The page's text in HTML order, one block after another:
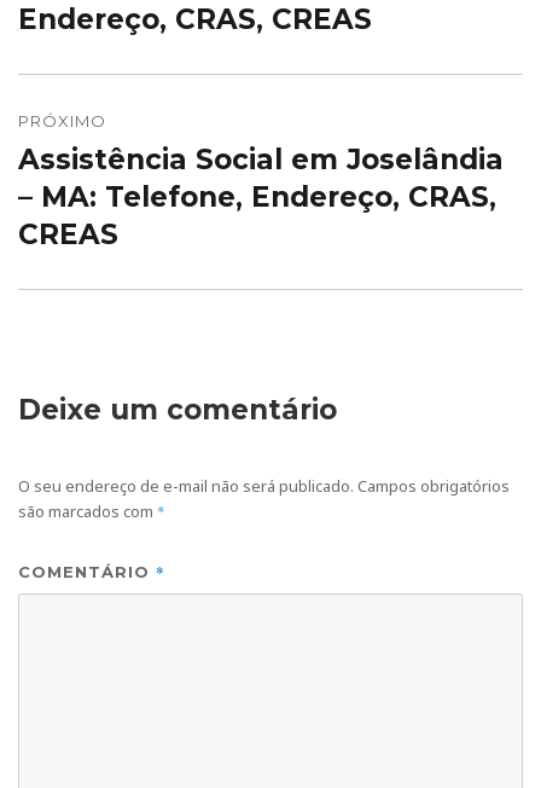
Endereço, CRAS, CREAS
PRÓXIMO
Próximo
post:
Assistência Social em Joselândia
– MA: Telefone, Endereço, CRAS,
CREAS
Deixe um comentário
O seu endereço de e-mail não será publicado. Campos obrigatórios
são marcados com *
COMENTÁRIO *